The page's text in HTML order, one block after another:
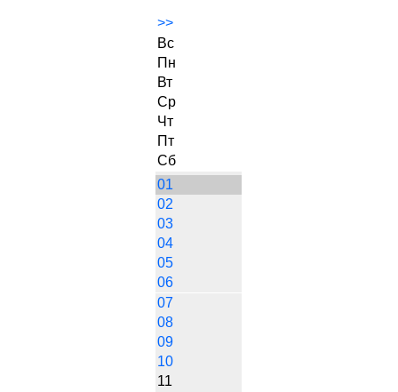
>>
Вс
Пн
Вт
Ср
Чт
Пт
Сб
01
02
03
04
05
06
07
08
09
10
11